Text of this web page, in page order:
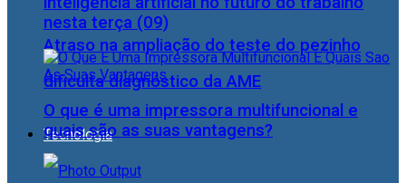
Atraso na ampliação do teste do pezinho
dificulta diagnóstico da AME
Tecnologia
nesta terça (09)
O que é uma impressora multifuncional e
quais são as suas vantagens?